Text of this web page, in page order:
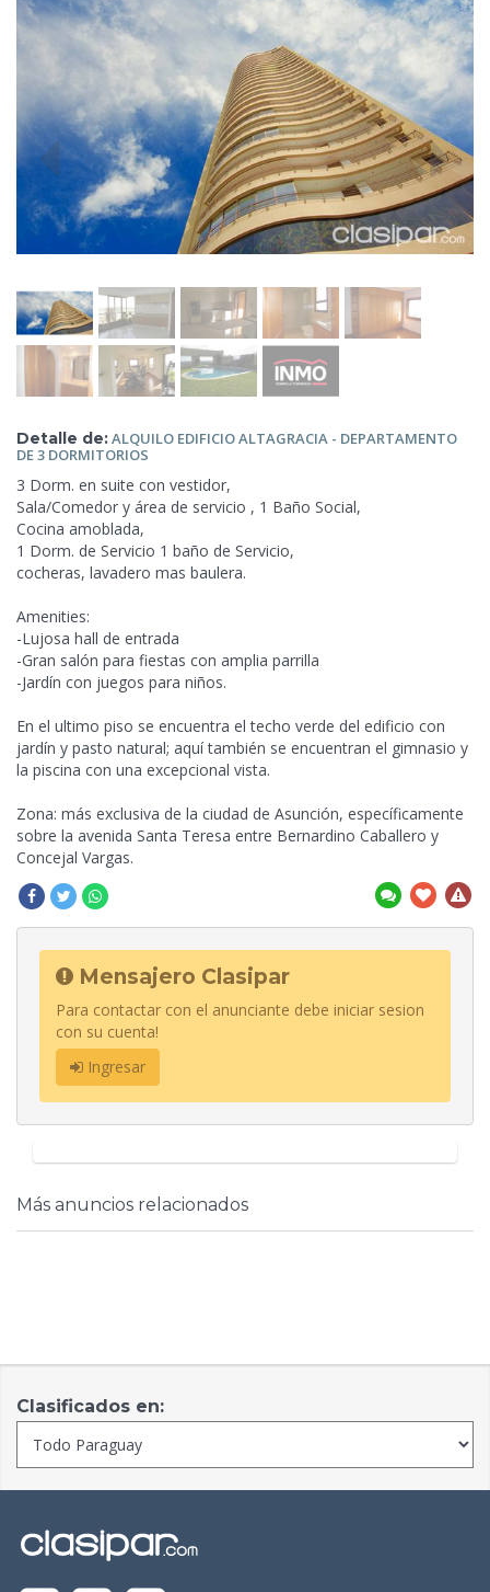
Detalle de:ALQUILO EDIFICIO ALTAGRACIA - DEPARTAMENTO
DE 3 DORMITORIOS
3 Dorm. en suite con vestidor,
Sala/Comedor y área de servicio , 1 Baño Social,
Cocina amoblada,
1 Dorm. de Servicio 1 baño de Servicio,
cocheras, lavadero mas baulera.
Amenities:
-Lujosa hall de entrada
-Gran salón para fiestas con amplia parrilla
-Jardín con juegos para niños.
En el ultimo piso se encuentra el techo verde del edificio con
jardín y pasto natural; aquí también se encuentran el gimnasio y
la piscina con una excepcional vista.
Zona: más exclusiva de la ciudad de Asunción, específicamente
sobre la avenida Santa Teresa entre Bernardino Caballero y
Concejal Vargas.
Mensajero Clasipar
Para contactar con el anunciante debe iniciar sesion
con su cuenta!
Ingresar
Más anuncios relacionados
Clasificados en: